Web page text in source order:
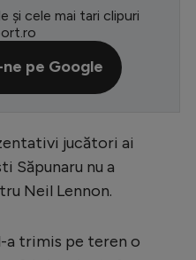
și cele mai tari clipuri
pe Google
jucători ai
Săpunaru nu a
Neil Lennon.
a trimis pe teren o